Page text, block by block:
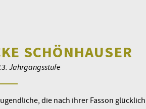
SCHÖNHAUSER
Jahrgangsstufe
die nach ihrer Fasson glücklich